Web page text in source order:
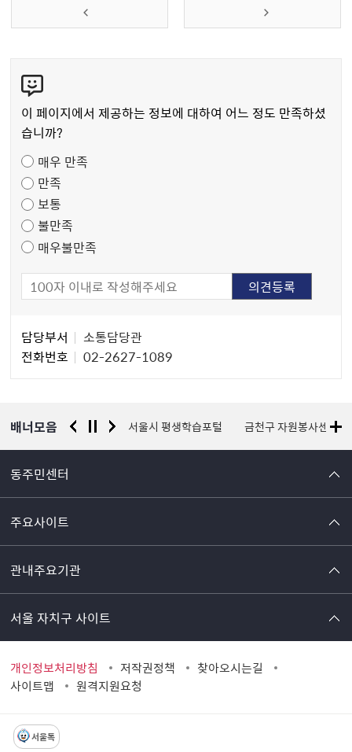
텐
츠
만
도
조
사
이 페이지에서 제공하는 정보에 대하여 어느 정도 만족하셨
습니까?
매우 만족
만족
보통
불만족
매우불만족
자
담당부서
소통담당관
전화번호
02-2627-1089
배너모음
경찰청 유실물 통합포털 서울시 평생학습포털 금천구 자원봉사센터
동주민센터
주요사이트
관내주요기관
서울 자치구 사이트
개인정보처리방침 저작권정책
찾아오시는길
사이트맵
원격지원요청
서울톡